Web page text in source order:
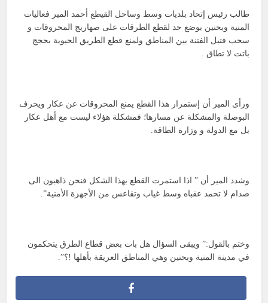
طالب رئيس إتحاد بلديات وسط وساحل القيطع أحمد المير فعاليات
المنية وبحنين بوضع حد لقطع الطرقات على صهاريج المحروقات و
سحب فتيل الفتنة بين المناطق ولمنع قطع الطريق الحيوية بحجج
باتت لا تطاق .
ورأى المير أن إستمرار هذا القطع يمنع المحروقات عن عكار ويحرف
البوصلة والمشكلة عن مسارها؛ فمشكلة هؤلاء ليست مع أهل عكار
بل مع الدولة و وزارة الطاقة.
وشدد المير أن ” اذا استمرت القطع بهذا الشكل فنحن ذاهبون الى
صدام لا تحمد عقباه وسط غياب وتقاعس من الأجهزة الأمنية”.
وختم بالقول:” ويبقى السؤال هل بات بعض قطاع الطرق يتحكمون
في مدينة المنية وبحنين وهي المناطق العريقة بأهلها !؟”.